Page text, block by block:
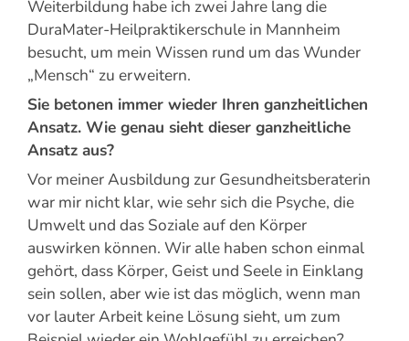
Weiterbildung habe ich zwei Jahre lang die
DuraMater-Heilpraktikerschule in Mannheim
besucht, um mein Wissen rund um das Wunder
„Mensch“ zu erweitern.
Sie betonen immer wieder Ihren ganzheitlichen
Ansatz. Wie genau sieht dieser ganzheitliche
Ansatz aus?
Vor meiner Ausbildung zur Gesundheitsberaterin
war mir nicht klar, wie sehr sich die Psyche, die
Umwelt und das Soziale auf den Körper
auswirken können. Wir alle haben schon einmal
gehört, dass Körper, Geist und Seele in Einklang
sein sollen, aber wie ist das möglich, wenn man
vor lauter Arbeit keine Lösung sieht, um zum